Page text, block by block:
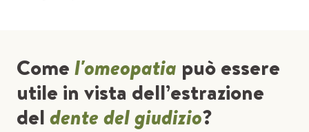
Comel'omeopatia può essere
utile in vista dell’estrazione
deldente del giudizio?